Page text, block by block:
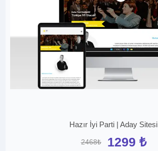
Hazır İyi Parti | Aday Sitesi
2468₺ 1299 ₺